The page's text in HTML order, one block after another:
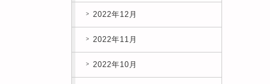
2022年12月
2022年11月
2022年10月